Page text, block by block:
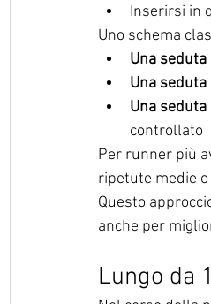
Inserirsi in
Uno schema
Una
Una
Una
controllato
Per runner più
ripetute medie
Questo
anche per
Lungo da